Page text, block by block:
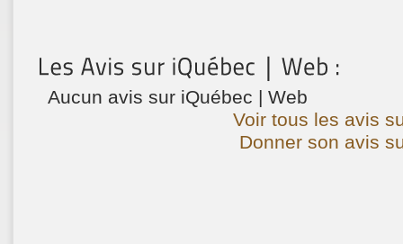
Aucun avis sur iQuébec | Web
Voir tous les avis
Donner son avis